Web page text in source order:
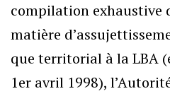
compilation exhaustive
matière
que territorial à la LBA
1er avril 1998),